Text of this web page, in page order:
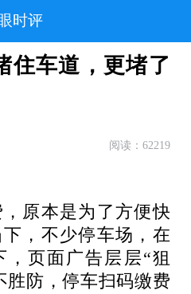
时评
住车道，更堵了
阅读：62219
原本是为了方便快
，不少停车场，在
，页面广告层层“狙
胜防，停车扫码缴费